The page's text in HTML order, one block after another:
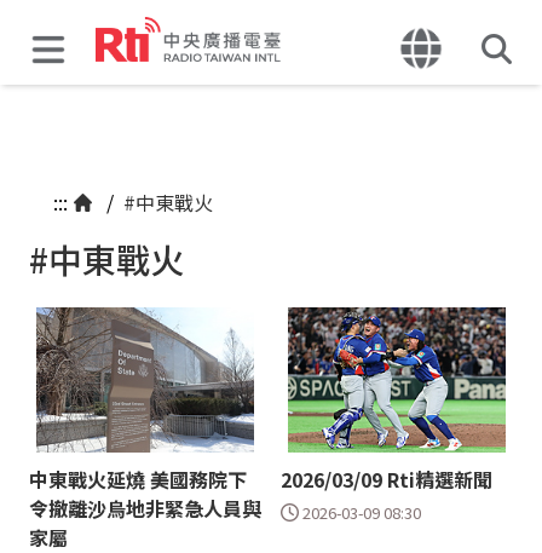
::: / #中東戰火
#中東戰火
中東戰火延燒 美國務院下
令撤離沙烏地非緊急人員與
家屬
2026/03/09 Rti精選新聞
2026-03-09 08:30